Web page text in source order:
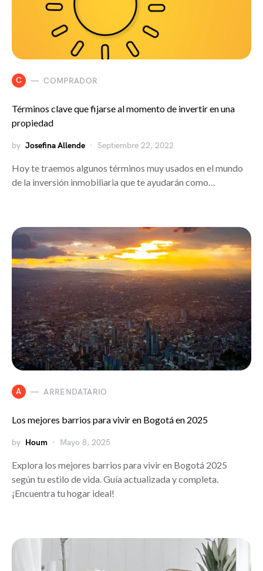
C COMPRADOR
Términos clave que fijarse al momento de invertir en una
propiedad
by Josefina Allende Septiembre 22, 2022
Hoy te traemos algunos términos muy usados en el mundo
de la inversión inmobiliaria que te ayudarán como…
A ARRENDATARIO
Los mejores barrios para vivir en Bogotá en 2025
by Houm Mayo 8, 2025
Explora los mejores barrios para vivir en Bogotá 2025
según tu estilo de vida. Guía actualizada y completa.
¡Encuentra tu hogar ideal!